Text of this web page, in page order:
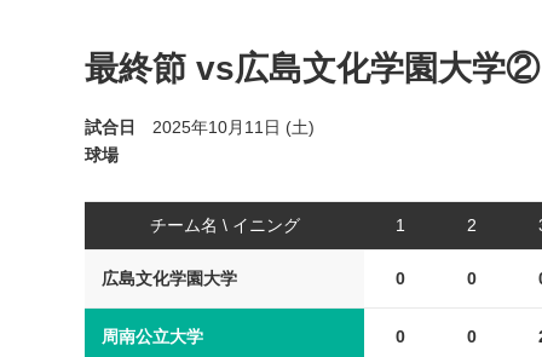
最終節 vs広島文化学園大学②
試合日
2025年10月11日 (土)
球場
チーム名 \ イニング 1 2
広島文化学園大学 0 0
周南公立大学 0 0